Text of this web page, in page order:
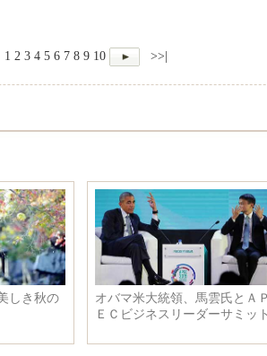
1 2 3 4 5 6 7 8 9 10 >>|
しき秋の
オバマ米大統領、馬雲氏とＡＰ
ＥＣビジネスリーダーサミット